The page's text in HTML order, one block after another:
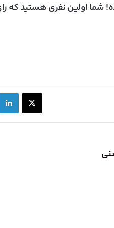
شما اولین نفری هستید که
X